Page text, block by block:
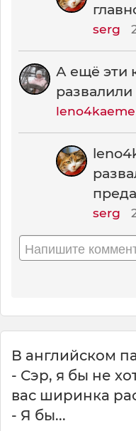
serg
А ещё эти
развалили
serg
В английском
- Сэр, я бы не
вас ширинка
- Я бы...